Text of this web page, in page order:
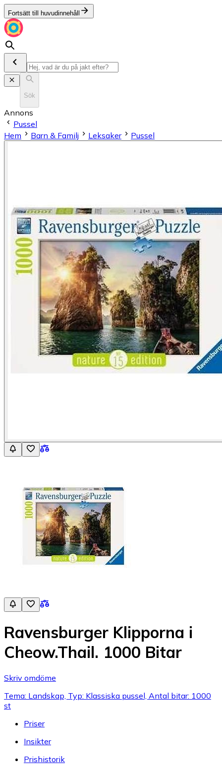
Fortsätt till huvudinnehåll
Sök
Annons
Pussel
Hem
Barn & Familj Leksaker Pussel
Ravensburger Klipporna i
Cheow.Thail. 1000 Bitar
Skriv omdöme
Tema: Landskap, Typ: Klassiska pussel, Antal bitar: 1000
st
Priser
Insikter
Prishistorik